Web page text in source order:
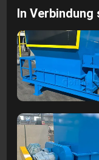
In Verbindung